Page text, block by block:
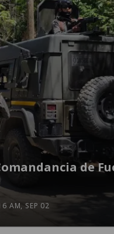
de
AM, SEP 02